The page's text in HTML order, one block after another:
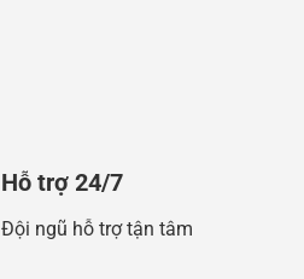
Hỗ trợ 24/7
Đội ngũ hỗ trợ tận tâm